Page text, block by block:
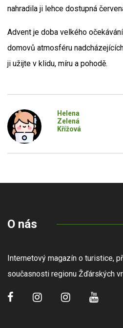
nahradila ji lehce dostupná
Advent je doba velkého
domovů atmosféru
ji užijte v klidu, míru a pohodě.
Helena
Zelená
Křížová
O nás
Internetový magazín o turistice,
současnosti regionu Žďárských